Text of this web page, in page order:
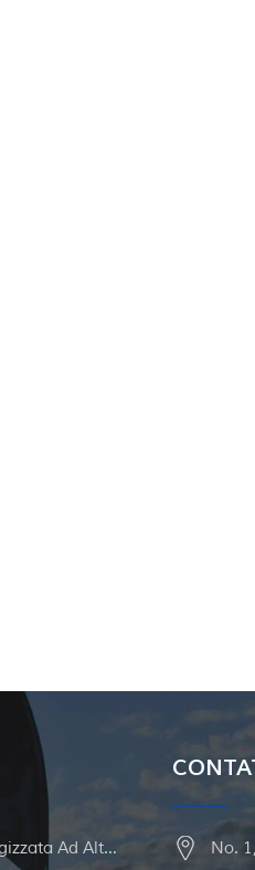
Guarnizione Energizzata Ad Alta Pressione
No.